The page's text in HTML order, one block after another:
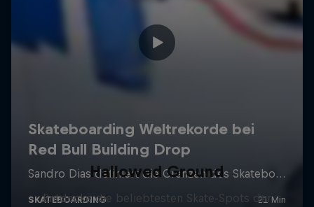
Hallowed Ground
Entdecke die beliebtesten Skate-Spots der